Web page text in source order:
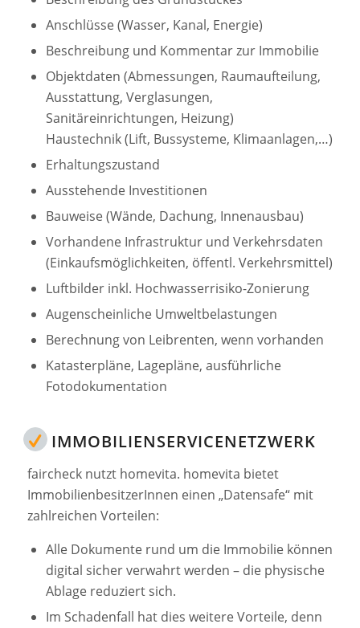
Anschlüsse (Wasser, Kanal, Energie)
Beschreibung und Kommentar zur Immobilie
Objektdaten (Abmessungen, Raumaufteilung,
Ausstattung, Verglasungen,
Sanitäreinrichtungen, Heizung)
Haustechnik (Lift, Bussysteme, Klimaanlagen,…)
Erhaltungszustand
Ausstehende Investitionen
Bauweise (Wände, Dachung, Innenausbau)
Vorhandene Infrastruktur und Verkehrsdaten
(Einkaufsmöglichkeiten, öffentl. Verkehrsmittel)
Luftbilder inkl. Hochwasserrisiko-Zonierung
Augenscheinliche Umweltbelastungen
Berechnung von Leibrenten, wenn vorhanden
Katasterpläne, Lagepläne, ausführliche
Fotodokumentation
IMMOBILIENSERVICENETZWERK
faircheck nutzt homevita. homevita bietet
ImmobilienbesitzerInnen einen „Datensafe“ mit
zahlreichen Vorteilen:
Alle Dokumente rund um die Immobilie können
digital sicher verwahrt werden – die physische
Ablage reduziert sich.
Im Schadenfall hat dies weitere Vorteile, denn